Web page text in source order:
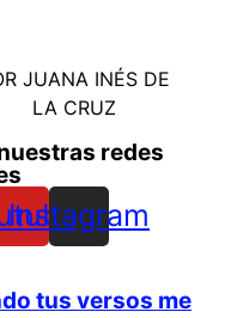
JUANA INÉS DE
LA CRUZ
redes
Instagram
tus versos me